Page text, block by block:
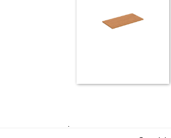
.